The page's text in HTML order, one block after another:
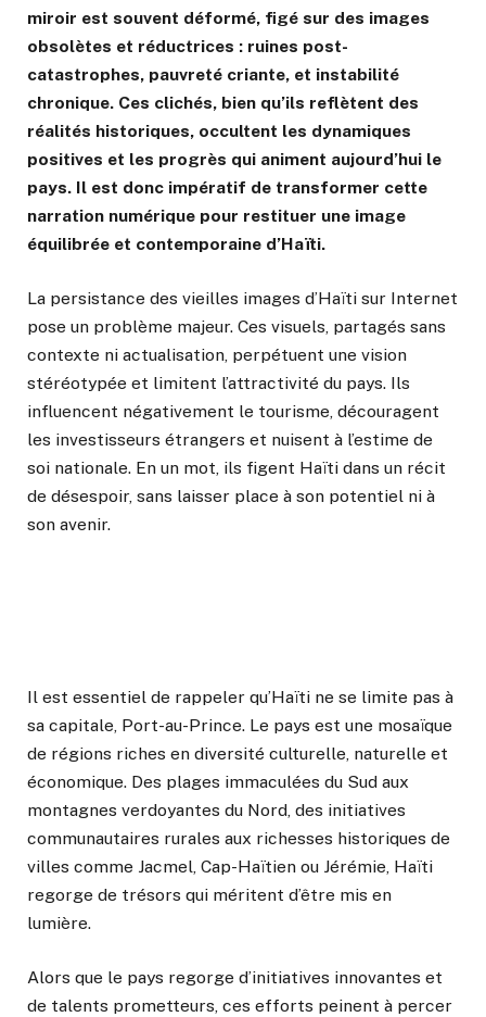
miroir est souvent déformé, figé sur des images
obsolètes et réductrices : ruines post-
catastrophes, pauvreté criante, et instabilité
chronique. Ces clichés, bien qu’ils reflètent des
réalités historiques, occultent les dynamiques
positives et les progrès qui animent aujourd’hui le
pays. Il est donc impératif de transformer cette
narration numérique pour restituer une image
équilibrée et contemporaine d’Haïti.
La persistance des vieilles images d’Haïti sur Internet
pose un problème majeur. Ces visuels, partagés sans
contexte ni actualisation, perpétuent une vision
stéréotypée et limitent l’attractivité du pays. Ils
influencent négativement le tourisme, découragent
les investisseurs étrangers et nuisent à l’estime de
soi nationale. En un mot, ils figent Haïti dans un récit
de désespoir, sans laisser place à son potentiel ni à
son avenir.
Il est essentiel de rappeler qu’Haïti ne se limite pas à
sa capitale, Port-au-Prince. Le pays est une mosaïque
de régions riches en diversité culturelle, naturelle et
économique. Des plages immaculées du Sud aux
montagnes verdoyantes du Nord, des initiatives
communautaires rurales aux richesses historiques de
villes comme Jacmel, Cap-Haïtien ou Jérémie, Haïti
regorge de trésors qui méritent d’être mis en
lumière.
Alors que le pays regorge d’initiatives innovantes et
de talents prometteurs, ces efforts peinent à percer